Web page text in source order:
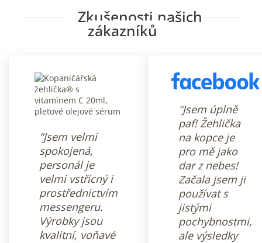
Zkušenosti našich
zákazníků
"Jsem velmi
spokojená,
personál je
velmi vstřícný i
prostřednictvím
messengeru.
Výrobky jsou
kvalitní, voňavé
"Jsem úplně
paf! Žehlička
na kopce je
pro mě jako
dar z nebes!
Začala jsem ji
používat s
jistými
pochybnostmi,
ale výsledky